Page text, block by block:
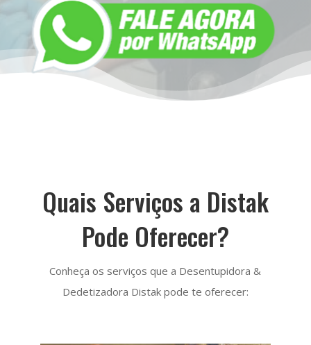
Quais Serviços a Distak
Pode Oferecer?
Conheça os serviços que a Desentupidora &
Dedetizadora Distak pode te oferecer: